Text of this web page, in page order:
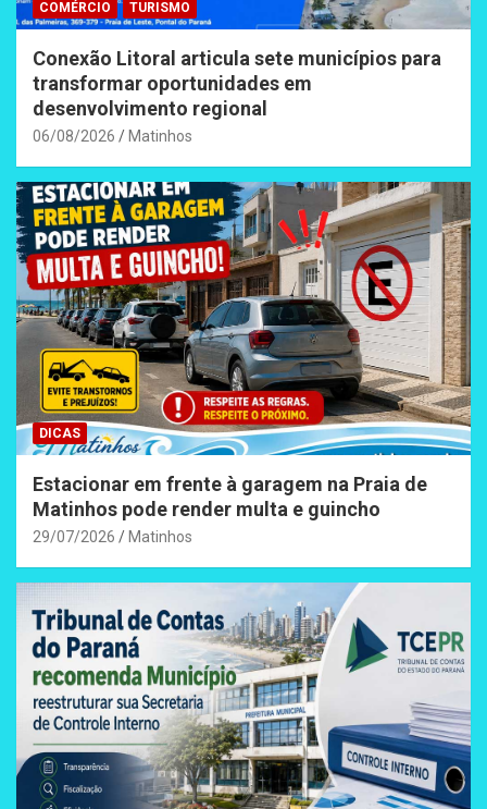
COMÉRCIO TURISMO
Conexão Litoral articula sete municípios para
transformar oportunidades em
desenvolvimento regional
06/08/2026 Matinhos
DICAS
Estacionar em frente à garagem na Praia de
Matinhos pode render multa e guincho
29/07/2026 Matinhos